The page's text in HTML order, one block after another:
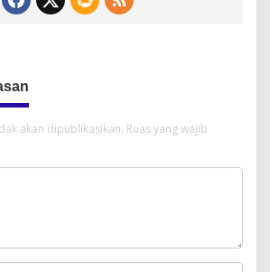
akan dipublikasikan. Ruas yang wajib